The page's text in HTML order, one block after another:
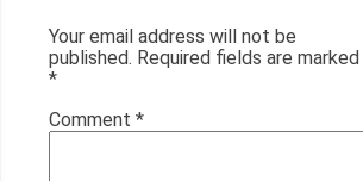
Your email address will not be
published. Required fields are marked
*
Comment *